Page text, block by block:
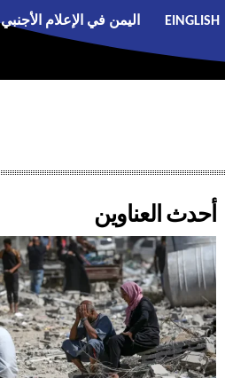
EINGLISH اليمن في الإعلام الأجنبي
أحدث العناوين